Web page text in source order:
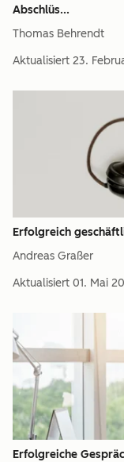
Abschlüs...
Thomas Behrendt
Aktualisiert 23.
Erfolgreich
Andreas Graßer
Aktualisiert 01. Mai
Erfolgreiche